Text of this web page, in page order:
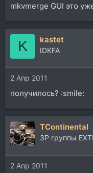
mkvmerge GUI это
K kastet
IDKFA
2 Апр 2011
получилось? :smile:
TContinental
ЗР группы
2 Апр 2011